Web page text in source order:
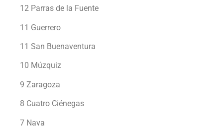
12 Parras de la Fuente
11 Guerrero
11 San Buenaventura
10 Múzquiz
9 Zaragoza
8 Cuatro Ciénegas
7 Nava